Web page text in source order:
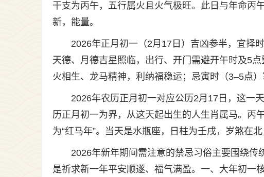
干支为丙午，五行属火且火气极旺。此日与年命丙
新，能量。
2026年正月初一（2月17日）吉凶参半，宜择
天德、月德吉星照临，出行、开门需避开午时及5
火相生、龙马精神，利纳福稳运；忌寅时（3–5点
2026年农历正月初一对应公历2月17日，这一
历正月初一为界，从这天起出生的人生肖属马。丙
为“红马年”。当天是水瓶座，日柱为壬戌，岁煞在
2026年新年期间需注意的禁忌习俗主要围绕
是祈求新一年平安顺遂、福气满盈。一、大年初一